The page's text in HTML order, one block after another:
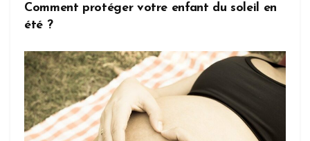
Comment protéger votre enfant du soleil en
été ?